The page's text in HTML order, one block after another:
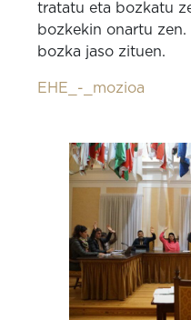
tratatu eta bozkatu
bozkekin onartu
bozka jaso zituen.
EHE_-_mozioa